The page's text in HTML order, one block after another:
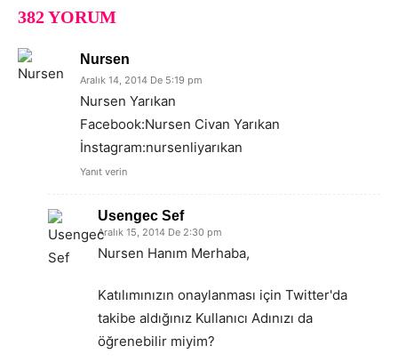
382 YORUM
Nursen
Aralık 14, 2014 De 5:19 pm
Nursen Yarıkan
Facebook:Nursen Civan Yarıkan
İnstagram:nursenliyarıkan
Yanıt verin
Usengec Sef
Aralık 15, 2014 De 2:30 pm
Nursen Hanım Merhaba,
Katılımınızın onaylanması için Twitter'da
takibe aldığınız Kullanıcı Adınızı da
öğrenebilir miyim?